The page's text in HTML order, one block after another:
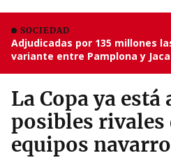
SOCIEDAD
Adjudicadas por 135 millones
variante entre Pamplona y Jaca
La Copa ya está
posibles rivales
equipos